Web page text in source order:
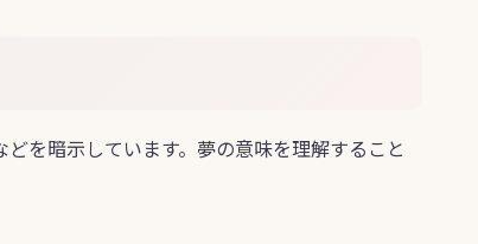
を暗示しています。夢の意味を理解すること